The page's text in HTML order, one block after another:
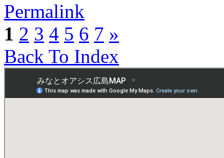
Permalink
1 2 3 4 5 6 7 »
Back To Index